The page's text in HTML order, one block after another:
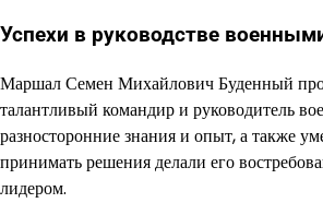
Успехи в руководстве
Маршал Семен Михайлович Буденный
талантливый командир и руководитель
разносторонние знания и опыт, а также
принимать решения делали его
лидером.